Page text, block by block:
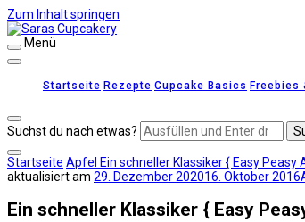
Zum Inhalt springen
Menü
Startseite Rezepte Cupcake Basics Freebies
Suchst du nach etwas?
Startseite Apfel Ein schneller Klassiker { Easy Peasy
aktualisiert am 29. Dezember 202016. Oktober 2016
Ein schneller Klassiker { Easy